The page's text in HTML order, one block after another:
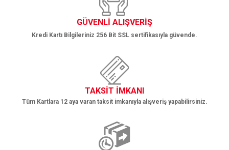
Gönder
GÜVENLİ ALIŞVERİŞ
Kredi Kartı Bilgileriniz 256 Bit SSL sertifikasıyla güvende.
TAKSİT İMKANI
Tüm Kartlara 12 aya varan taksit imkanıyla alışveriş yapabilirsiniz.